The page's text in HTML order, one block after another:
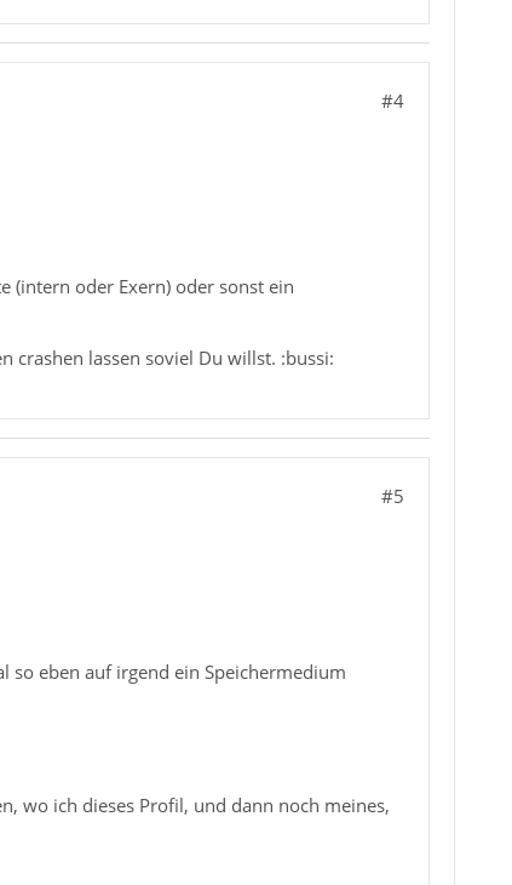
#4
(intern oder Exern) oder sonst ein
crashen lassen soviel Du willst. :bussi:
#5
so eben auf irgend ein Speichermedium
wo ich dieses Profil, und dann noch meines,